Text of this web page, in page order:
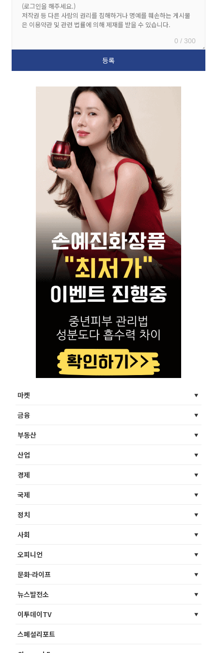
0 / 300
마켓
금융
부동산
산업
경제
국제
정치
사회
오피니언
문화·라이프
뉴스발전소
이투데이TV
스페셜리포트